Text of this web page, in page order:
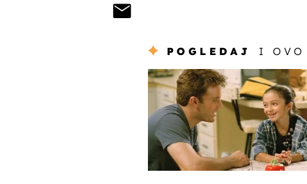
POGLEDAJ I OVO